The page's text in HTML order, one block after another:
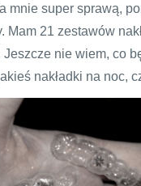
mnie super sprawą,
Mam 21 zestawów
nie wiem, co
nakładki na noc,